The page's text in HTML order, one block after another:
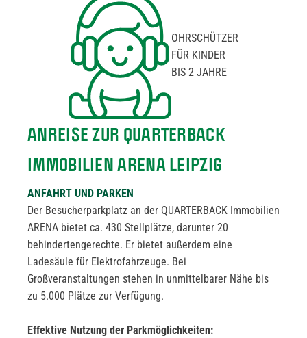
ANREISE ZUR QUARTERBACK
IMMOBILIEN ARENA LEIPZIG
ANFAHRT UND PARKEN
Der Besucherparkplatz an der QUARTERBACK Immobilien
ARENA bietet ca. 430 Stellplätze, darunter 20
behindertengerechte. Er bietet außerdem eine
Ladesäule für Elektrofahrzeuge. Bei
Großveranstaltungen stehen in unmittelbarer Nähe bis
zu 5.000 Plätze zur Verfügung.
Effektive Nutzung der Parkmöglichkeiten:
OHRSCHÜTZER
FÜR KINDER
BIS 2 JAHRE